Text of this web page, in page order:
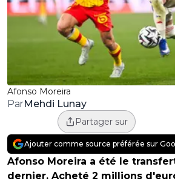
Afonso Moreira
ParMehdi Lunay
Partager sur
Ajouter comme source préférée sur
Afonso Moreira a été le
dernier. Acheté 2 millions